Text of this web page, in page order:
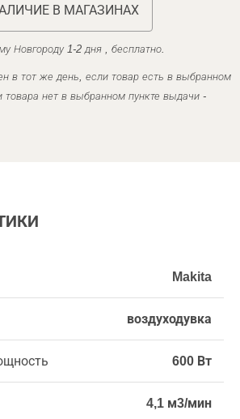
В МАГАЗИНАХ
Новгороду 1-2 дня , бесплатно.
в тот же день, если товар есть в выбранном
товара нет в выбранном пункте выдачи -
Makita
воздуходувка
600 Вт
4,1 м3/мин